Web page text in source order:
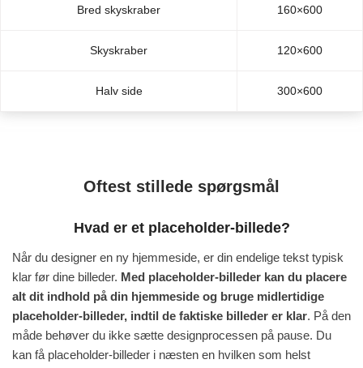
Bred skyskraber 160×600
Skyskraber 120×600
Halv side 300×600
Oftest stillede spørgsmål
Hvad er et placeholder-billede?
Når du designer en ny hjemmeside, er din endelige tekst typisk
klar før dine billeder. Med placeholder-billeder kan du placere
alt dit indhold på din hjemmeside og bruge midlertidige
placeholder-billeder, indtil de faktiske billeder er klar. På den
måde behøver du ikke sætte designprocessen på pause. Du
kan få placeholder-billeder i næsten en hvilken som helst